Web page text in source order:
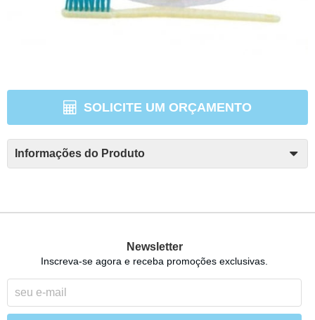
SOLICITE UM ORÇAMENTO
Informações do Produto
Newsletter
Inscreva-se agora e receba promoções exclusivas.